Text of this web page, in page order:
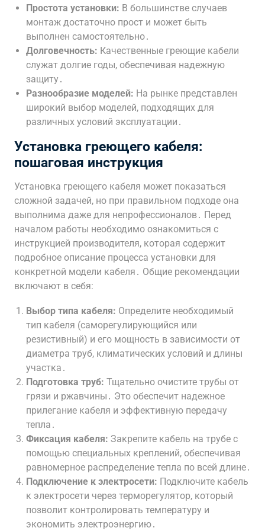
Простота установки: В большинстве случаев
монтаж достаточно прост и может быть
выполнен самостоятельно․
Долговечность: Качественные греющие кабели
служат долгие годы, обеспечивая надежную
защиту․
Разнообразие моделей: На рынке представлен
широкий выбор моделей, подходящих для
различных условий эксплуатации․
Установка греющего кабеля:
пошаговая инструкция
Установка греющего кабеля может показаться
сложной задачей, но при правильном подходе она
выполнима даже для непрофессионалов․ Перед
началом работы необходимо ознакомиться с
инструкцией производителя, которая содержит
подробное описание процесса установки для
конкретной модели кабеля․ Общие рекомендации
включают в себя:
Выбор типа кабеля: Определите необходимый
тип кабеля (саморегулирующийся или
резистивный) и его мощность в зависимости от
диаметра труб, климатических условий и длины
участка․
Подготовка труб: Тщательно очистите трубы от
грязи и ржавчины․ Это обеспечит надежное
прилегание кабеля и эффективную передачу
тепла․
Фиксация кабеля: Закрепите кабель на трубе с
помощью специальных креплений, обеспечивая
равномерное распределение тепла по всей длине․
Подключение к электросети: Подключите кабель
к электросети через терморегулятор, который
позволит контролировать температуру и
экономить электроэнергию․